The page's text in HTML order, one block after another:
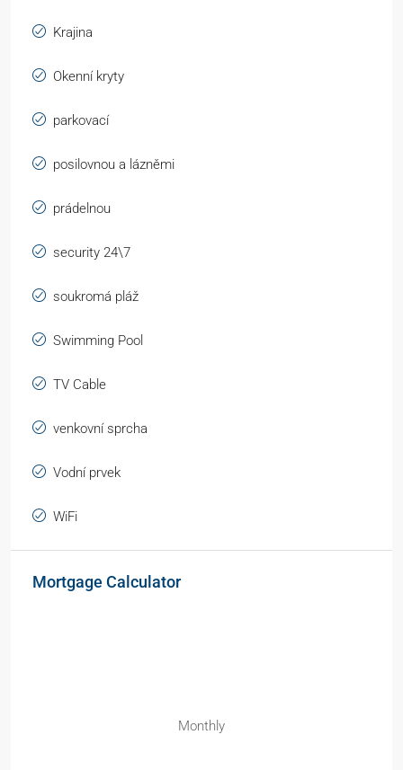
Krajina
Okenní kryty
parkovací
posilovnou a lázněmi
prádelnou
security 24\7
soukromá pláž
Swimming Pool
TV Cable
venkovní sprcha
Vodní prvek
WiFi
Mortgage Calculator
Monthly